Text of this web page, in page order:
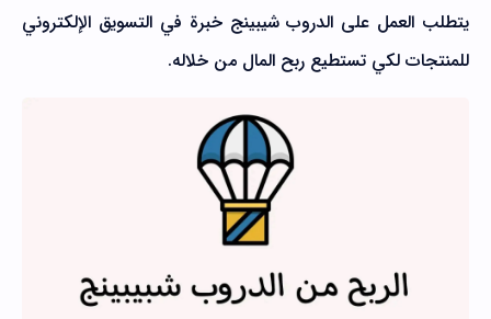
يتطلب العمل على الدروب شيبينج خبرة في التسويق الإلكتروني
للمنتجات لكي تستطيع ربح المال من خلاله.